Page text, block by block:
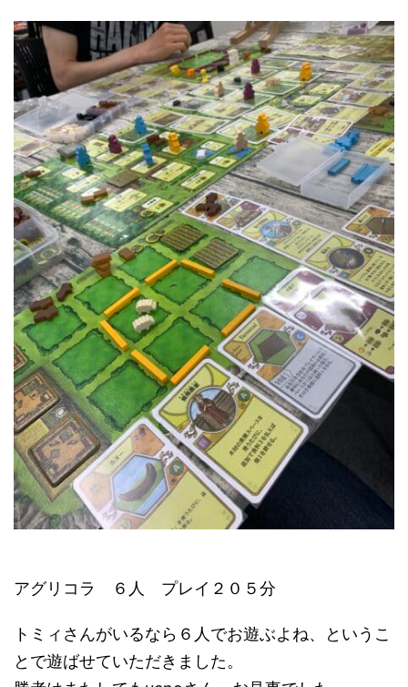
アグリコラ ６人 プレイ２０５分
トミィさんがいるなら６人でお遊ぶよね、というこ
とで遊ばせていただきました。